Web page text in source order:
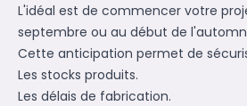
L'idéal est de commencer votre
septembre ou au début de
Cette anticipation permet de
Les stocks produits.
Les délais de fabrication.